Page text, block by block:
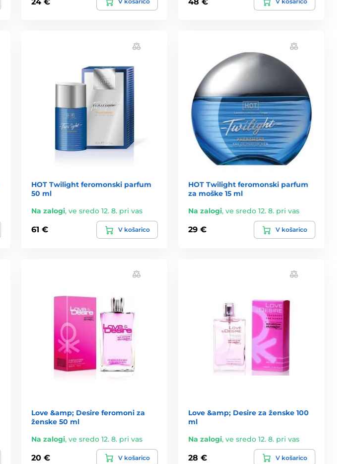
HOT Twilight feromonski parfum
50 ml
Na zalogi, ve sredo 12. 8. pri vas
61 € V košarico
HOT Twilight feromonski parfum
za moške 15 ml
Na zalogi,ve sredo 12. 8. pri vas
29 € V košarico
Love &amp; Desire feromoni za
ženske 50 ml
Na zalogi, ve sredo 12. 8. pri vas
20 € V košarico
Love &amp; Desire za ženske 100
ml
Na zalogi,ve sredo 12. 8. pri vas
28 € V košarico